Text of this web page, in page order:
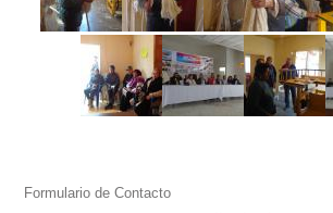
Formulario de Contacto